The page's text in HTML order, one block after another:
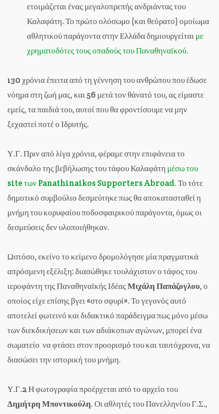
ετοιμάζεται ένας μεγαλοπρεπής ανδριάντας του
Καλαφάτη. Το πρώτο ολόσωμο (και θεόρατο) ομοίωμα
αθλητικού παράγοντα στην Ελλάδα δημιουργείταιμε
χρηματοδότες τους οπαδούς του Παναθηναϊκού.
130 χρόνια έπειτα από τη γέννηση του ανθρώπου που έδωσε
νόημα στη ζωή μας, και 56 μετά τον θάνατό του, ας είμαστε
εμείς, τα παιδιά του, αυτοί που θα φροντίσουμε να μην
ξεχαστεί ποτέ ο Ιδρυτής.
Υ.Γ. Πριν από λίγα χρόνια, φέραμε στην επιφάνεια το
σκάνδαλο της βεβήλωσης του τάφου Καλαφάτη μέσω του
site των Panathinaikos Supporters Abroad. Το τότε
δημοτικό συμβούλιο δεσμεύτηκε πως θα αποκατασταθεί η
μνήμη του κορυφαίου ποδοσφαιρικού παράγοντα, όμως οι
δεσμεύσεις δεν υλοποιήθηκαν.
Ωστόσο, εκείνο το κείμενο δρομολόγησε μία πραγματικά
απρόσμενη εξέλιξη: διασώθηκε τουλάχιστον ο τάφος του
ιεροφάντη της Παναθηναϊκής ΙδέαςΜιχάλη Παπάζογλου, ο
οποίος είχε επίσης βγει «στο σφυρί». Το γεγονός αυτό
αποτελεί φωτεινό και διδακτικό παράδειγμα πως μόνο μέσω
των διεκδικήσεων και των αδιάκοπων αγώνων, μπορεί ένα
σωματείο να φτάσει στον προορισμό του και ταυτόχρονα, να
διασώσει την ιστορική του μνήμη.
Υ.Γ.2 Η φωτογραφία προέρχεται από το αρχείο του
Δημήτρη Μποντικούλη. Οι αθλητές του Πανελληνίου Γ.Σ.,